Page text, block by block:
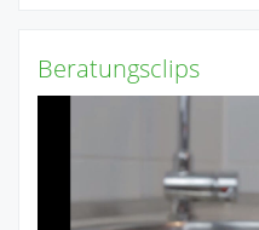
Beratungsclips